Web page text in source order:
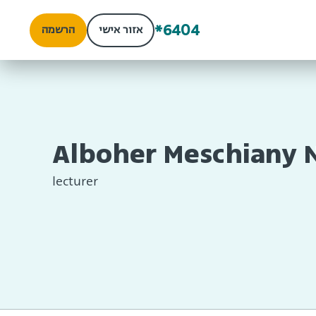
*6404 אזור אישי הרשמה
Alboher Meschiany
lecturer